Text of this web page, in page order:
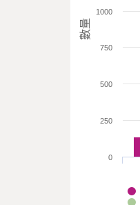
數量
0
250
500
750
1000